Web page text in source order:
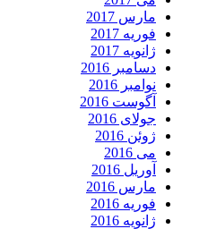
مارس 2017
فوریه 2017
ژانویه 2017
دسامبر 2016
نوامبر 2016
آگوست 2016
جولای 2016
ژوئن 2016
می 2016
آوریل 2016
مارس 2016
فوریه 2016
ژانویه 2016